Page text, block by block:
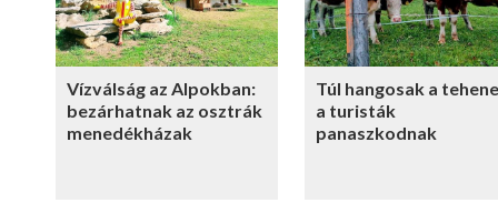
Vízválság az Alpokban:
bezárhatnak az osztrák
menedékházak
Túl hangosak a
a turisták
panaszkodnak